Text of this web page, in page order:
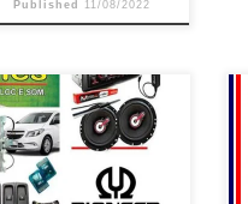
Published 11/08/2022
de Vidro Elétrico
toda a linha ,
na Asa Norte /DF